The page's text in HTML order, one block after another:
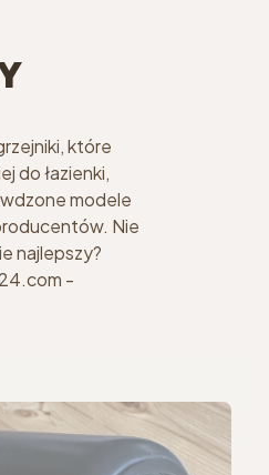
które
do łazienki,
modele
Nie
najlepszy?
-